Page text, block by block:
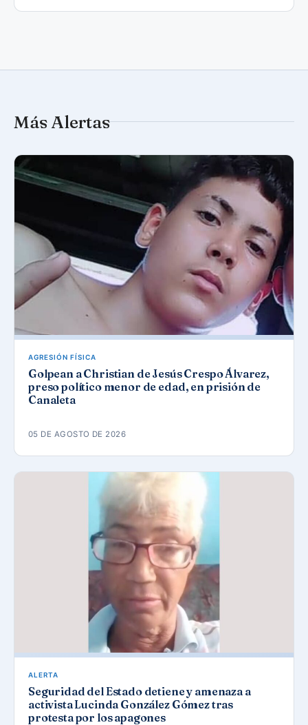
Más Alertas
AGRESIÓN FÍSICA
Golpean a Christian de Jesús Crespo Álvarez,
preso político menor de edad, en prisión de
Canaleta
05 DE AGOSTO DE 2026
ALERTA
Seguridad del Estado detiene y amenaza a
activista Lucinda González Gómez tras
protesta por los apagones